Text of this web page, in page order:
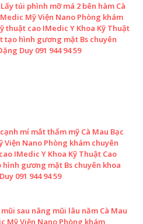
túi phình mỡ má 2 bên hàm Cà
Mỹ Viện Nano Phòng khám
thuật cao IMedic Y Khoa Kỹ Thuật
tạo hình gương mặt Bs chuyên
Duy 091 944 94 59
mí mắt thẩm mỹ Cà Mau Bạc
Viện Nano Phòng khám chuyên
IMedic Y Khoa Kỹ Thuật Cao
hình gương mặt Bs chuyên khoa
091 944 94 59
sau nâng mũi lâu năm Cà Mau
Mỹ Viện Nano Phòng khám